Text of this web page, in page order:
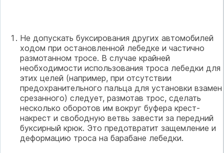
Не допускать буксирования других автомобилей
ходом при остановленной лебедке и частично
размотанном тросе. В случае крайней
необходимости использования троса лебедки для
этих целей (например, при отсутствии
предохранительного пальца для установки взамен
срезанного) следует, размотав трос, сделать
несколько оборотов им вокруг буфера крест-
накрест и свободную ветвь завести за передний
буксирный крюк. Это предотвратит защемление и
деформацию троса на барабане лебедки.